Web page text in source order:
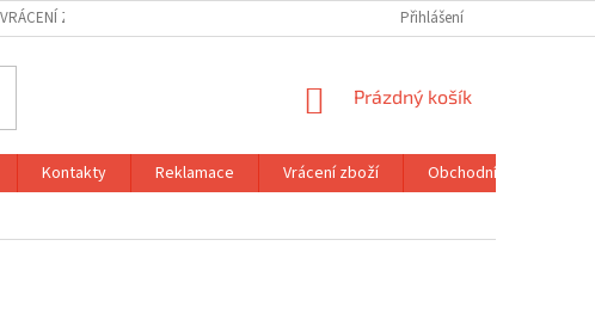
VRÁCENÍ ZBOŽÍ PODMÍNKY OCHRANY OSOBNÍCH
Přihlášení
NÁKUPNÍ
Prázdný košík
Kontakty Reklamace Vrácení zboží
Obchodní podmínky